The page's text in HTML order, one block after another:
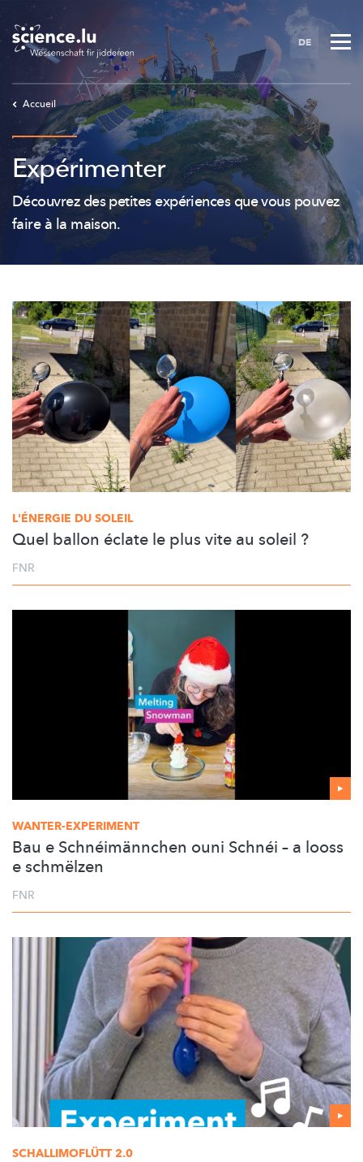
to
main
content
DE
Accueil
Expérimenter
Découvrez des petites expériences que vous pouvez
faire à la maison.
L'ÉNERGIE DU SOLEIL
Quel ballon éclate le plus vite au soleil ?
FNR
WANTER-EXPERIMENT
Bau e Schnéimännchen ouni Schnéi – a looss
e schmëlzen
FNR
SCHALLIMOFLÜTT 2.0